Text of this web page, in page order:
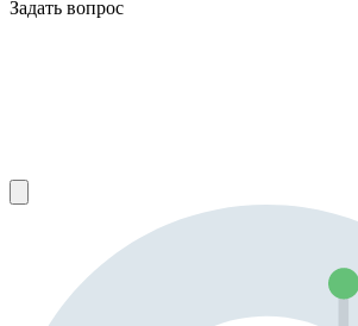
Задать вопрос